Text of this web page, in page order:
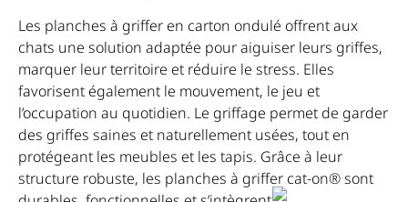
Les planches à griffer en carton ondulé offrent aux
chats une solution adaptée pour aiguiser leurs griffes,
marquer leur territoire et réduire le stress. Elles
favorisent également le mouvement, le jeu et
l’occupation au quotidien. Le griffage permet de garder
des griffes saines et naturellement usées, tout en
protégeant les meubles et les tapis. Grâce à leur
structure robuste, les planches à griffer cat-on® sont